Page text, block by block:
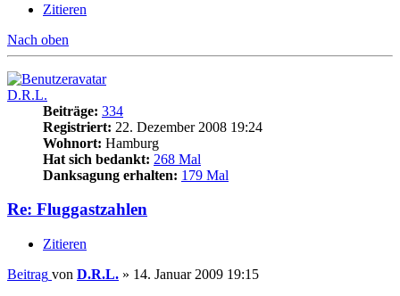
Zitieren
Nach oben
D.R.L.
Beiträge: 334
Registriert: 22. Dezember 2008 19:24
Wohnort: Hamburg
Hat sich bedankt: 268 Mal
Danksagung erhalten: 179 Mal
Re: Fluggastzahlen
Zitieren
Beitrag von D.R.L. » 14. Januar 2009 19:15